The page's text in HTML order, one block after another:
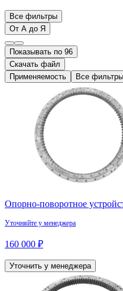
Все фильтры
От А до Я
Показывать по 96
Скачать файл
Применяемость
Все фильтры
Опорно-поворотное
Уточняйте у менеджера
160 000 ₽
Уточнить у менеджера